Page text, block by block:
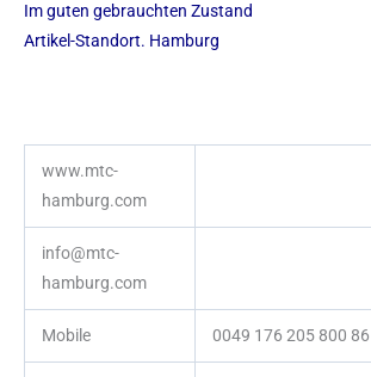
Im guten gebrauchten Zustand
Artikel-Standort. Hamburg
www.mtc-
hamburg.com
info@mtc-
hamburg.com
Mobile 0049 176 205 800 86